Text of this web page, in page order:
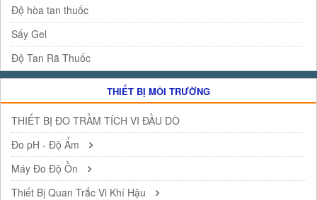
Độ hòa tan thuốc
Sấy Gel
Độ Tan Rã Thuốc
THIẾT BỊ MÔI TRƯỜNG
THIẾT BỊ ĐO TRẦM TÍCH VI ĐẦU DÒ
Đo pH - Độ Ẩm
Máy Đo Độ Ồn
Thiết Bị Quan Trắc Vi Khí Hậu